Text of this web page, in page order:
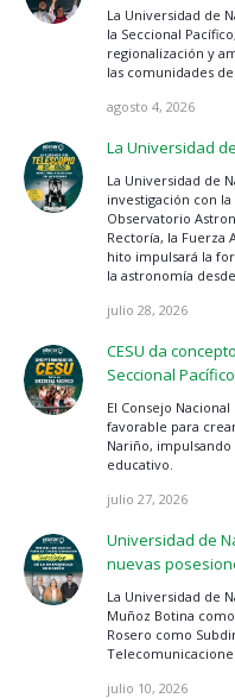
La Universidad de
la Seccional
regionalización y
las comunidades
agosto 4, 2026
La Universidad
La Universidad de
investigación con la
Observatorio
Rectoría, la Fuerza
hito impulsará la
la astronomía
julio 28, 2026
CESU da
Seccional Pacífico
El Consejo
favorable para
Nariño,
educativo.
julio 27, 2026
Universidad de
nuevas
La Universidad de
Muñoz Botina
Rosero como
julio 10, 2026